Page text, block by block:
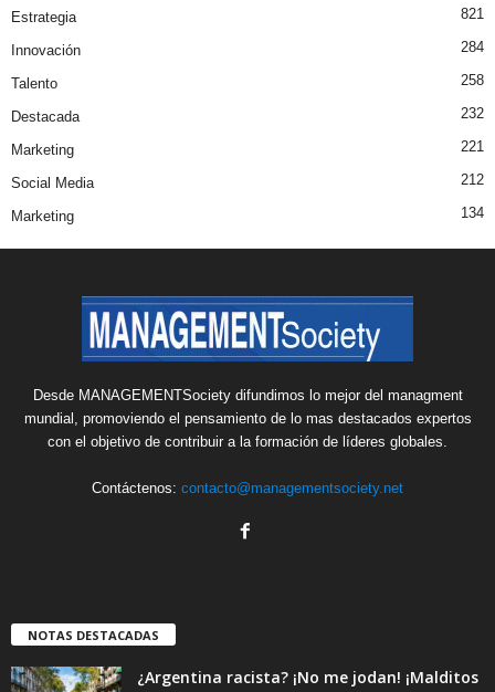
Estrategia 821
Innovación 284
Talento 258
Destacada 232
Marketing 221
Social Media 212
Marketing 134
Desde MANAGEMENTSociety difundimos lo mejor del managment
mundial, promoviendo el pensamiento de lo mas destacados expertos
con el objetivo de contribuir a la formación de líderes globales.
Contáctenos: contacto@managementsociety.net
NOTAS DESTACADAS
¿Argentina racista? ¡No me jodan! ¡Malditos